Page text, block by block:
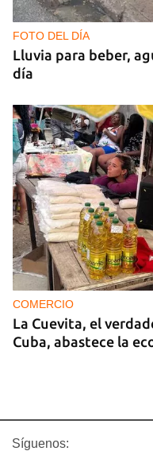
FOTO DEL DÍA
Lluvia para beber,
día
COMERCIO
La Cuevita, el
Cuba, abastece la
Síguenos: